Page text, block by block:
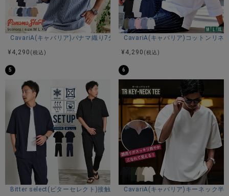
CavariA(キャバリア)パナマ織り7分袖カプリシャツ/全9色
¥ 4,290 (税込)
CavariA(キャバリア)コットンリネ
¥ 4,290 (税込)
5
Bitter select(ビターセレクト)接触冷感スーパーストレッチバンドカラー
6
CavariA(キャバリア)キーネック半